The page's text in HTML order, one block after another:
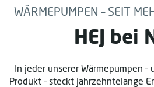
WÄRMEPUMPEN – SEIT
HEJ bei
In jeder unserer Wärmepumpen
Produkt – steckt jahrzehntelange